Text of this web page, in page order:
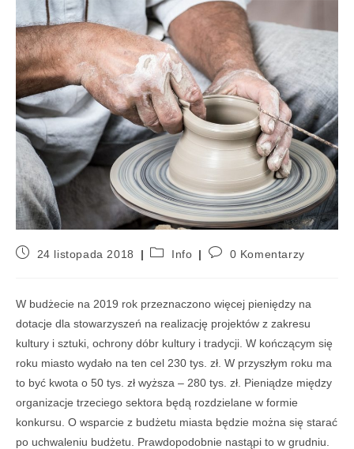
24 listopada 2018 Info 0 Komentarzy
W budżecie na 2019 rok przeznaczono więcej pieniędzy na
dotacje dla stowarzyszeń na realizację projektów z zakresu
kultury i sztuki, ochrony dóbr kultury i tradycji. W kończącym się
roku miasto wydało na ten cel 230 tys. zł. W przyszłym roku ma
to być kwota o 50 tys. zł wyższa – 280 tys. zł. Pieniądze między
organizacje trzeciego sektora będą rozdzielane w formie
konkursu. O wsparcie z budżetu miasta będzie można się starać
po uchwaleniu budżetu. Prawdopodobnie nastąpi to w grudniu.